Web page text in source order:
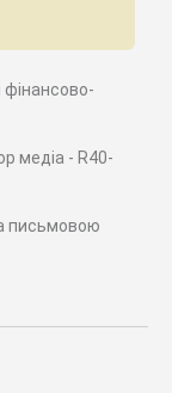
медіа - R40-
письмовою